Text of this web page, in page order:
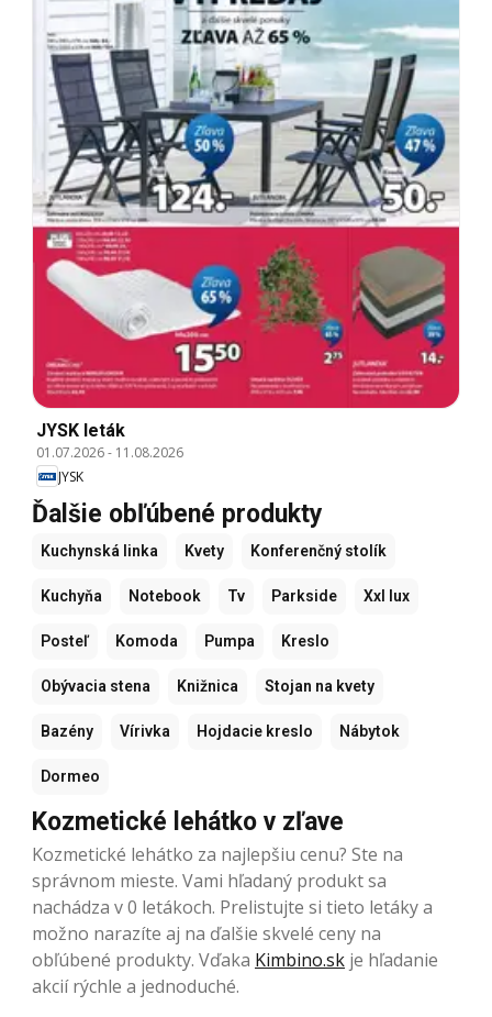
JYSK leták
01.07.2026- 11.08.2026
JYSK
Ďalšie obľúbené produkty
Kuchynská linka Kvety Konferenčný stolík
Kuchyňa Notebook Tv Parkside Xxl lux
Posteľ Komoda Pumpa Kreslo
Obývacia stena Knižnica Stojan na kvety
Bazény Vírivka Hojdacie kreslo Nábytok
Dormeo
Kozmetické lehátko v zľave
Kozmetické lehátko za najlepšiu cenu? Ste na
správnom mieste. Vami hľadaný produkt sa
nachádza v 0 letákoch. Prelistujte si tieto letáky a
možno narazíte aj na ďalšie skvelé ceny na
obľúbené produkty. Vďaka Kimbino.sk je hľadanie
akcií rýchle a jednoduché.